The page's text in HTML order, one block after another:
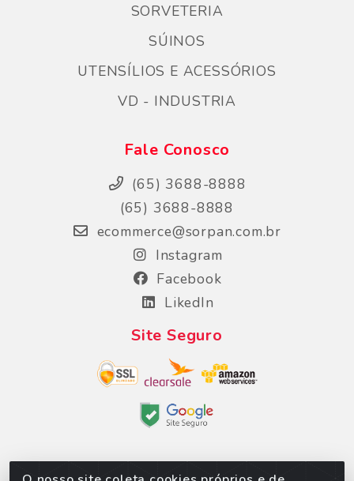
SORVETERIA
SÚINOS
UTENSÍLIOS E ACESSÓRIOS
VD - INDUSTRIA
Fale Conosco
(65) 3688-8888
(65) 3688-8888
ecommerce@sorpan.com.br
Instagram
Facebook
LikedIn
Site Seguro